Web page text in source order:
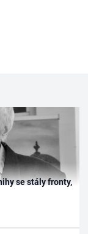
se stály fronty,